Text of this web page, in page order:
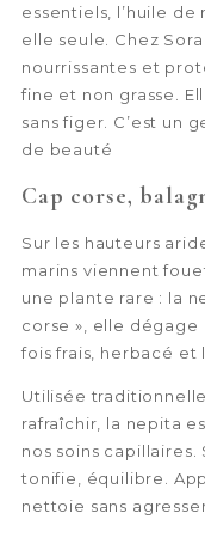
essentiels, l’huile
elle seule. Chez
nourrissantes et
fine et non grasse.
sans figer. C’est un
de beauté
Cap corse,
Sur les hauteurs
marins viennent
une plante rare : la
corse », elle dégage
fois frais, herbacé
Utilisée
rafraîchir, la nepita
nos soins
tonifie, équilibre.
nettoie sans